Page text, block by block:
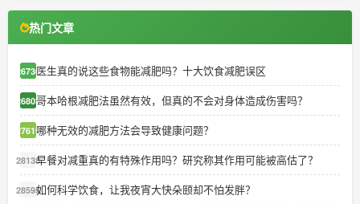
热门文章
26730医生真的说这些食物能减肥吗？十大饮食减肥误区
26803哥本哈根减肥法虽然有效，但真的不会对身体造成伤害吗？
27619哪种无效的减肥方法会导致健康问题？
28138早餐对减重真的有特殊作用吗？研究称其作用可能被高估了？
28595如何科学饮食，让我夜宵大快朵颐却不怕发胖？